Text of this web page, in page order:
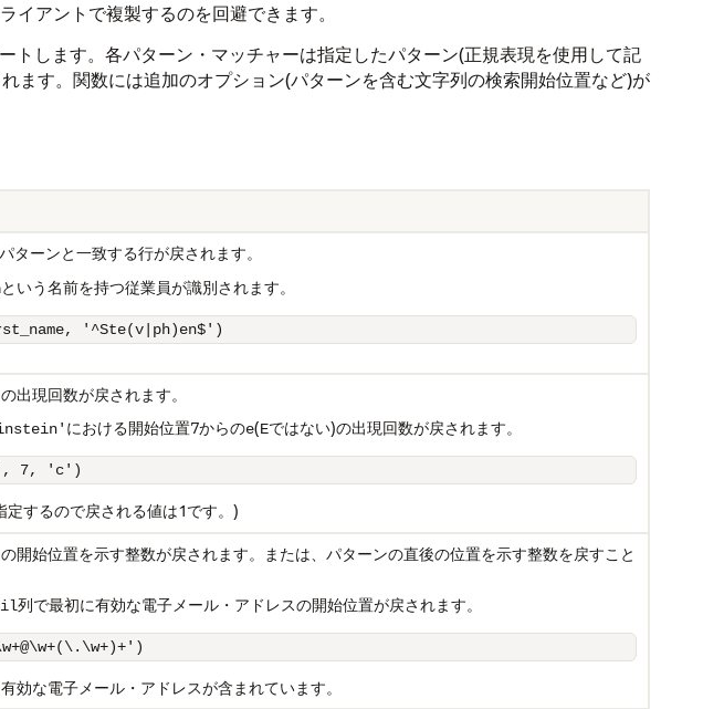
アントで複製するのを回避できます。
トします。各パターン・マッチャーは指定したパターン(正規表現を使用して記
ます。関数には追加のオプション(パターンを含む文字列の検索開始位置など)が
ターンと一致する行が戻されます。
いう名前を持つ従業員が識別されます。
'^Ste(v|ph)en$')
出現回数が戻されます。
における開始位置7からのe(Eではない)の出現回数が戻されます。
するので戻される値は1です。)
開始位置を示す整数が戻されます。または、パターンの直後の位置を示す整数を戻すこと
列で最初に有効な電子メール・アドレスの開始位置が戻されます。
効な電子メール・アドレスが含まれています。